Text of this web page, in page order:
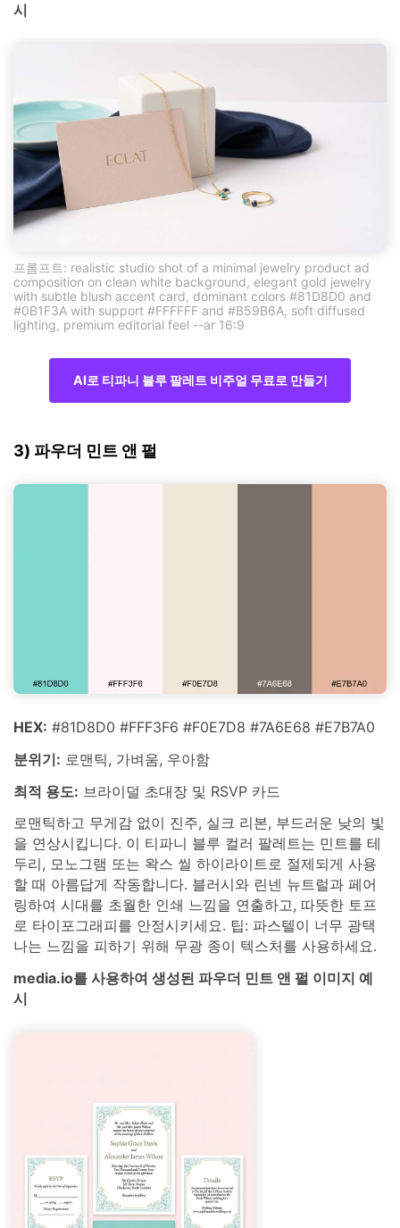
시
프롬프트: realistic studio shot of a minimal jewelry product ad
composition on clean white background, elegant gold jewelry
with subtle blush accent card, dominant colors #81D8D0 and
#0B1F3A with support #FFFFFF and #B59B6A, soft diffused
lighting, premium editorial feel --ar 16:9
AI로 티파니 블루 팔레트 비주얼 무료로 만들기
3) 파우더 민트 앤 펄
HEX: #81D8D0 #FFF3F6 #F0E7D8 #7A6E68 #E7B7A0
분위기: 로맨틱, 가벼움, 우아함
최적 용도: 브라이덜 초대장 및 RSVP 카드
로맨틱하고 무게감 없이 진주, 실크 리본, 부드러운 낮의 빛
을 연상시킵니다. 이 티파니 블루 컬러 팔레트는 민트를 테
두리, 모노그램 또는 왁스 씰 하이라이트로 절제되게 사용
할 때 아름답게 작동합니다. 블러시와 린넨 뉴트럴과 페어
링하여 시대를 초월한 인쇄 느낌을 연출하고, 따뜻한 토프
로 타이포그래피를 안정시키세요. 팁: 파스텔이 너무 광택
나는 느낌을 피하기 위해 무광 종이 텍스처를 사용하세요.
media.io를 사용하여 생성된 파우더 민트 앤 펄 이미지 예
시